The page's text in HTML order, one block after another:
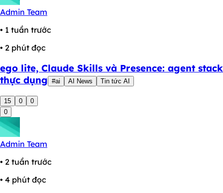
Admin Team
• 1 tuần trước
• 2 phút đọc
ego lite, Claude Skills và Presence: agent stack
thực dụng #ai AI News Tin tức AI
15 0
0
0
Admin Team
• 2 tuần trước
• 4 phút đọc